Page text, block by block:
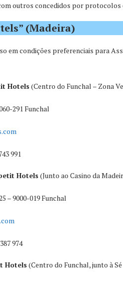
outros concedidos por
(Madeira)
em condições preferenciais para
Hotels (Centro do Funchal – Zona
291 Funchal
991
Hotels (Junto ao Casino da
– 9000-019 Funchal
974
Hotels (Centro do Funchal, junto à